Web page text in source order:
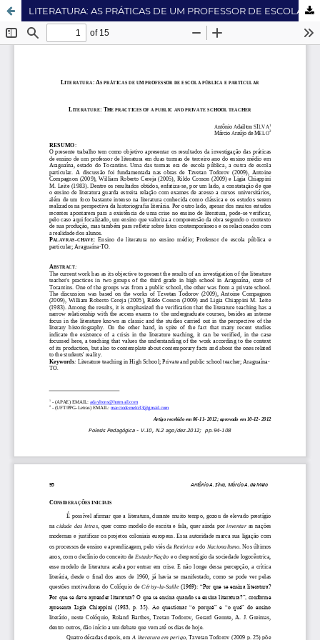
LITERATURA: AS PRÁTICAS DE UM PROFESSOR DE ESCOLA PÚBLICA E PARTICULAR